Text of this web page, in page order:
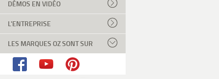
DÉMOS EN VIDÉO
L'ENTREPRISE
LES MARQUES OZ SONT SUR